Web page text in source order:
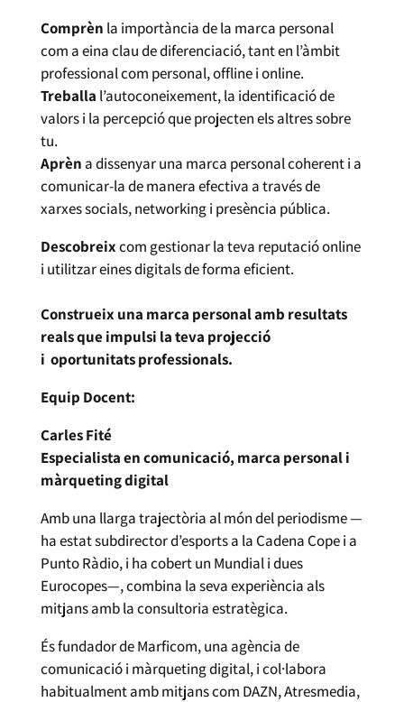
Comprèn la importància de la marca personal
com a eina clau de diferenciació, tant en l’àmbit
professional com personal, offline i online.
Treballa l’autoconeixement, la identificació de
valors i la percepció que projecten els altres sobre
tu.
Aprèn a dissenyar una marca personal coherent i a
comunicar-la de manera efectiva a través de
xarxes socials, networking i presència pública.
Descobreixcom gestionar la teva reputació online
i utilitzar eines digitals de forma eficient.
Construeix una marca personal amb resultats
reals que impulsi la teva projecció
i oportunitats professionals.
Equip Docent:
Carles Fité
Especialista en comunicació, marca personal i
màrqueting digital
Amb una llarga trajectòria al món del periodisme —
ha estat subdirector d’esports a la Cadena Cope i a
Punto Ràdio, i ha cobert un Mundial i dues
Eurocopes—, combina la seva experiència als
mitjans amb la consultoria estratègica.
És fundador de Marficom, una agència de
comunicació i màrqueting digital, i col·labora
habitualment amb mitjans com DAZN, Atresmedia,